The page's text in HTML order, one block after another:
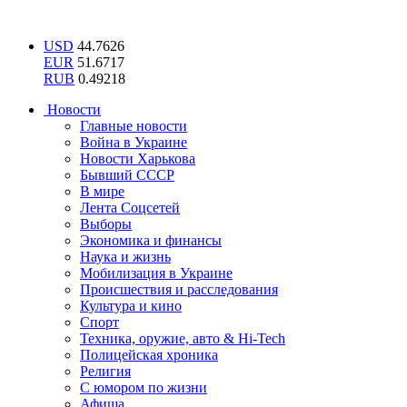
USD 44.7626
EUR 51.6717
RUB 0.49218
Новости
Главные новости
Война в Украине
Новости Харькова
Бывший СССР
В мире
Лента Соцсетей
Выборы
Экономика и финансы
Наука и жизнь
Мобилизация в Украине
Происшествия и расследования
Культура и кино
Спорт
Техника, оружие, авто & Hi-Tech
Полицейская хроника
Религия
С юмором по жизни
Афиша